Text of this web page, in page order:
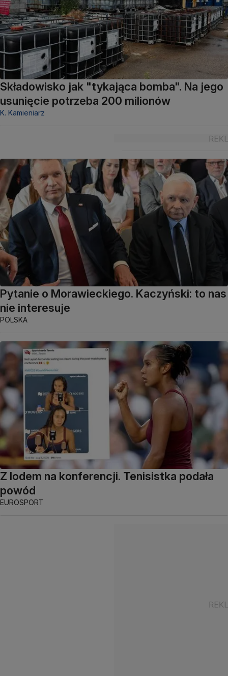
Składowisko jak "tykająca bomba". Na jego
usunięcie potrzeba 200 milionów
K. Kamieniarz
Pytanie o Morawieckiego. Kaczyński: to nas
nie interesuje
POLSKA
Z lodem na konferencji. Tenisistka podała
powód
EUROSPORT